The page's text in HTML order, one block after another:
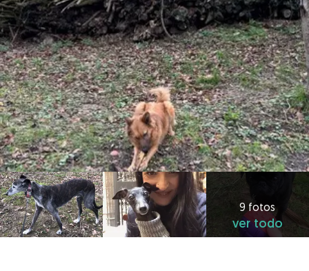
9 fotos
ver todo